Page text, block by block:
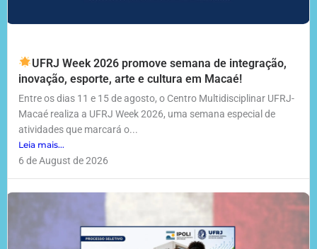
UFRJ Week 2026 promove semana de integração,
inovação, esporte, arte e cultura em Macaé!
Entre os dias 11 e 15 de agosto, o Centro Multidisciplinar UFRJ-
Macaé realiza a UFRJ Week 2026, uma semana especial de
atividades que marcará o...
Leia mais...
6 de August de 2026